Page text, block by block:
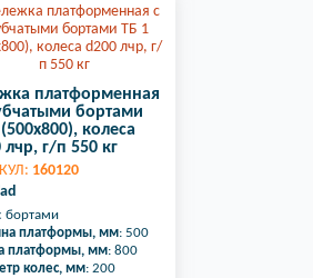
платформенная
бортами
колеса
лчр, г/п 550 кг
160120
бортами
платформы, мм: 500
платформы, мм: 800
колес, мм: 200